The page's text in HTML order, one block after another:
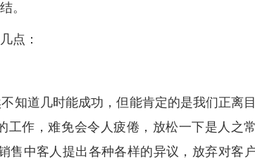
。
点：
知道几时能成功，但能肯定的是我们正离目
作，难免会令人疲倦，放松一下是人之常
售中客人提出各种各样的异议，放弃对客